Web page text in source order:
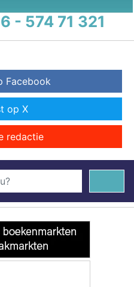
- 574 71 321
Facebook
op X
redactie